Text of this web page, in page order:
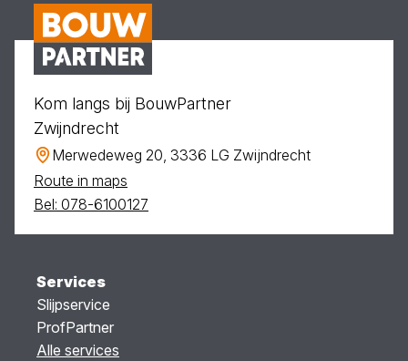
Kom langs bij BouwPartner
Zwijndrecht
Merwedeweg 20, 3336 LG Zwijndrecht
Route in maps
Bel: 078-6100127
Services
Slijpservice
ProfPartner
Alle services